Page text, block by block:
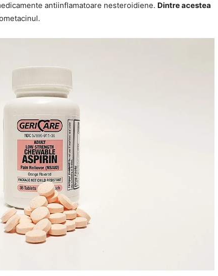
antiinflamatoare nesteroidiene. Dintre acestea